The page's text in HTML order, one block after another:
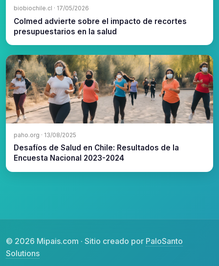
biobiochile.cl · 17/05/2026
Colmed advierte sobre el impacto de recortes
presupuestarios en la salud
paho.org · 13/08/2025
Desafíos de Salud en Chile: Resultados de la
Encuesta Nacional 2023-2024
© 2026 Mipais.com · Sitio creado por PaloSanto
Solutions